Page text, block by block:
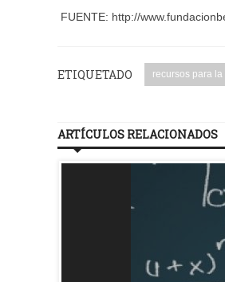
FUENTE: http://
ETIQUETADO recursos para la
ARTÍCULOS RELACIONADOS